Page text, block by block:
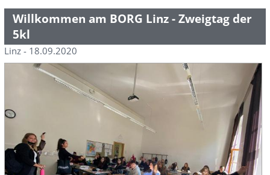
Willkommen am BORG Linz - Zweigtag der
5kl
Linz - 18.09.2020